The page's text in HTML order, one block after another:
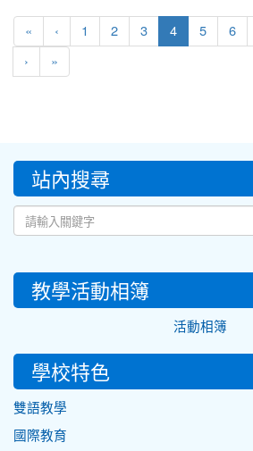
« ‹ 1 2 3 4(current)
5 6
› »
::: 站內搜尋
教學活動相簿
活動相簿
學校特色
雙語教學
國際教育